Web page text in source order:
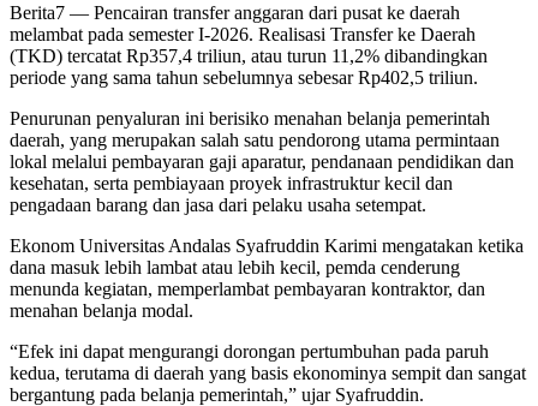
Berita7 — Pencairan transfer anggaran dari pusat ke daerah
melambat pada semester I-2026. Realisasi Transfer ke Daerah
(TKD) tercatat Rp357,4 triliun, atau turun 11,2% dibandingkan
periode yang sama tahun sebelumnya sebesar Rp402,5 triliun.
Penurunan penyaluran ini berisiko menahan belanja pemerintah
daerah, yang merupakan salah satu pendorong utama permintaan
lokal melalui pembayaran gaji aparatur, pendanaan pendidikan dan
kesehatan, serta pembiayaan proyek infrastruktur kecil dan
pengadaan barang dan jasa dari pelaku usaha setempat.
Ekonom Universitas Andalas Syafruddin Karimi mengatakan ketika
dana masuk lebih lambat atau lebih kecil, pemda cenderung
menunda kegiatan, memperlambat pembayaran kontraktor, dan
menahan belanja modal.
“Efek ini dapat mengurangi dorongan pertumbuhan pada paruh
kedua, terutama di daerah yang basis ekonominya sempit dan sangat
bergantung pada belanja pemerintah,” ujar Syafruddin.